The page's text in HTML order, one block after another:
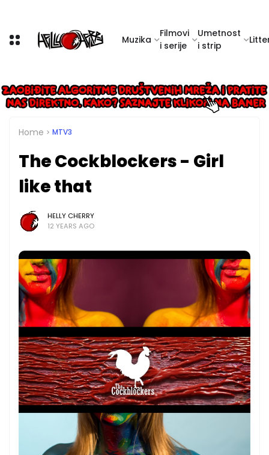
Muzika
Filmovi
i serije
Umetnost
i strip
Home MTV3
The Cockblockers - Girl
like that
HELLY CHERRY
12 YEARS AGO